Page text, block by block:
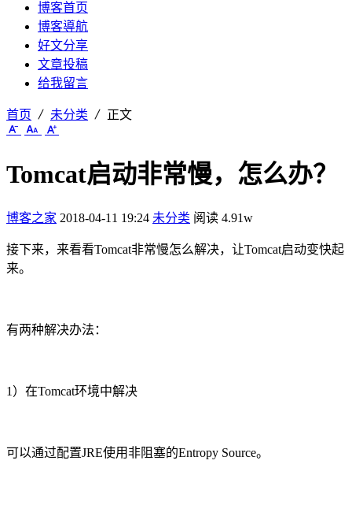
博客首页
博客導航
好文分享
文章投稿
给我留言
首页 未分类 正文
Tomcat启动非常慢，怎么办？
博客之家 2018-04-11 19:24 未分类 阅读 4.91w
接下来，来看看Tomcat非常慢怎么解决，让Tomcat启动变快起
来。
有两种解决办法：
1）在Tomcat环境中解决
可以通过配置JRE使用非阻塞的Entropy Source。